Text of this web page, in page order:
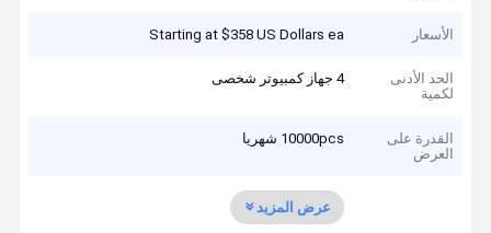
الأسعار Starting at $358 US Dollars ea
الحد الأدنى
لكمية
4 جهاز كمبيوتر شخصى
القدرة على
العرض
10000pcs شهريا
عرض المزيد